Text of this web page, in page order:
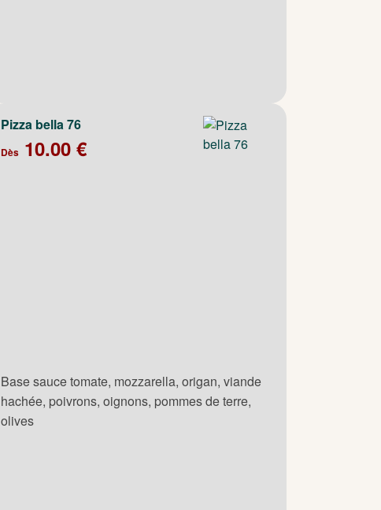
Pizza bella 76
Dès 10.00 €
Base sauce tomate, mozzarella, origan, viande
hachée, poivrons, oignons, pommes de terre,
olives